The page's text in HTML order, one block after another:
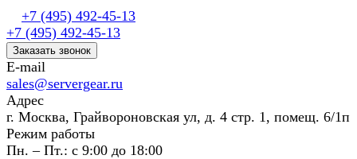
+7 (495) 492-45-13
+7 (495) 492-45-13
Заказать звонок
E-mail
sales@servergear.ru
Адрес
г. Москва, Грайвороновская ул, д. 4 стр. 1, помещ. 6/1п
Режим работы
Пн. – Пт.: с 9:00 до 18:00